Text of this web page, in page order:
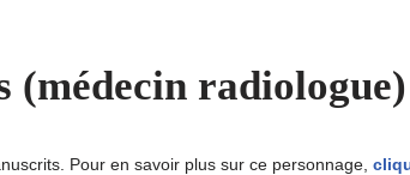
radiologue)
Pour en savoir plus sur ce personnage,